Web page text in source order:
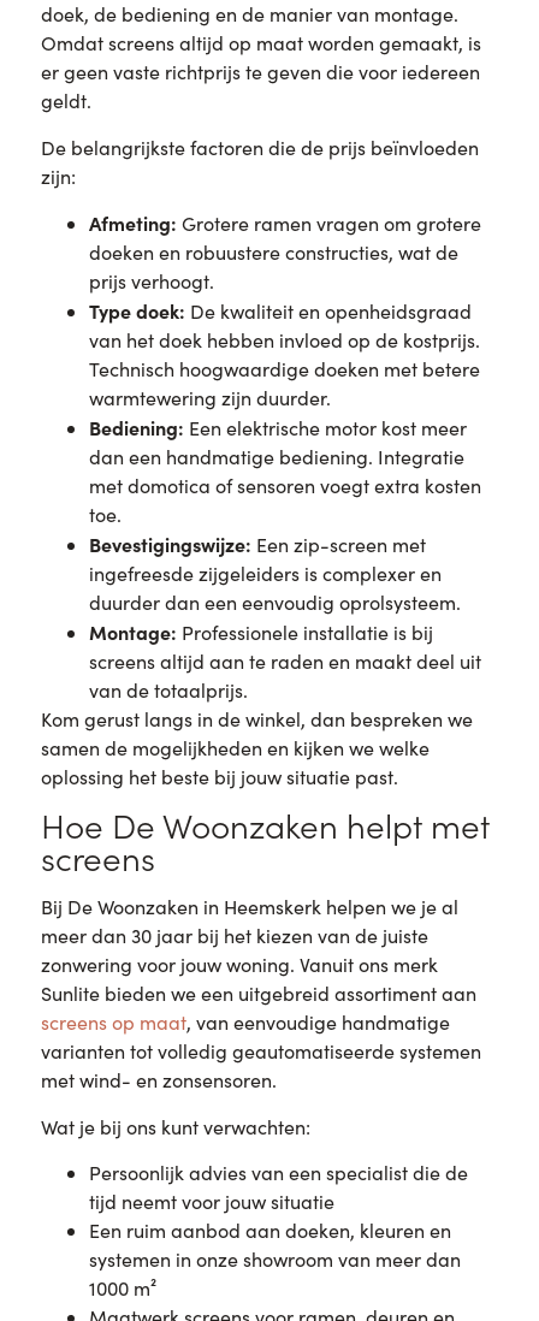
doek, de bediening en de manier van montage.
Omdat screens altijd op maat worden gemaakt, is
er geen vaste richtprijs te geven die voor iedereen
geldt.
De belangrijkste factoren die de prijs beïnvloeden
zijn:
Afmeting: Grotere ramen vragen om grotere
doeken en robuustere constructies, wat de
prijs verhoogt.
Type doek: De kwaliteit en openheidsgraad
van het doek hebben invloed op de kostprijs.
Technisch hoogwaardige doeken met betere
warmtewering zijn duurder.
Bediening: Een elektrische motor kost meer
dan een handmatige bediening. Integratie
met domotica of sensoren voegt extra kosten
toe.
Bevestigingswijze: Een zip-screen met
ingefreesde zijgeleiders is complexer en
duurder dan een eenvoudig oprolsysteem.
Montage: Professionele installatie is bij
screens altijd aan te raden en maakt deel uit
van de totaalprijs.
Kom gerust langs in de winkel, dan bespreken we
samen de mogelijkheden en kijken we welke
oplossing het beste bij jouw situatie past.
Hoe De Woonzaken helpt met
screens
Bij De Woonzaken in Heemskerk helpen we je al
meer dan 30 jaar bij het kiezen van de juiste
zonwering voor jouw woning. Vanuit ons merk
Sunlite bieden we een uitgebreid assortiment aan
screens op maat, van eenvoudige handmatige
varianten tot volledig geautomatiseerde systemen
met wind- en zonsensoren.
Wat je bij ons kunt verwachten:
Persoonlijk advies van een specialist die de
tijd neemt voor jouw situatie
Een ruim aanbod aan doeken, kleuren en
systemen in onze showroom van meer dan
1000 m²